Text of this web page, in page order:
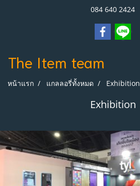
084 640 2424
The Item team
หน้าแรก แกลลอรี่ทั้งหมด Exhibition
Exhibition